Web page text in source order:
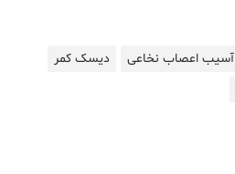
آسیب اعصاب نخاعی
دیسک کمر